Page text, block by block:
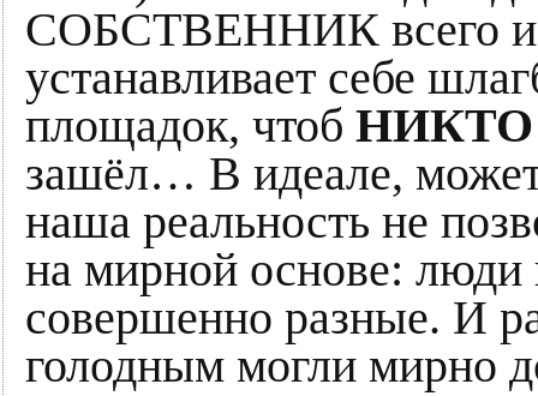
СОБСТВЕННИК всего и
устанавливает себе
площадок, чтоб НИКТО
зашёл… В идеале,
наша реальность не
на мирной основе: люди
совершенно разные. И
голодным могли мирно